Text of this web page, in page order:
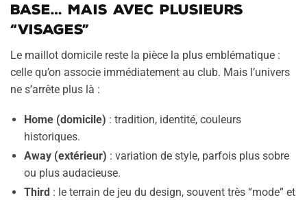
base… mais avec plusieurs
“visages”
Le maillot domicile reste la pièce la plus emblématique :
celle qu’on associe immédiatement au club. Mais l’univers
ne s’arrête plus là :
Home (domicile) : tradition, identité, couleurs
historiques.
Away (extérieur) : variation de style, parfois plus sobre
ou plus audacieuse.
Third : le terrain de jeu du design, souvent très “mode” et